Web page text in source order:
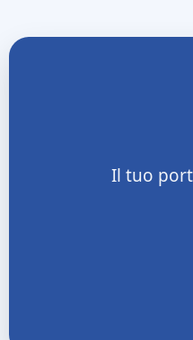
Il tuo